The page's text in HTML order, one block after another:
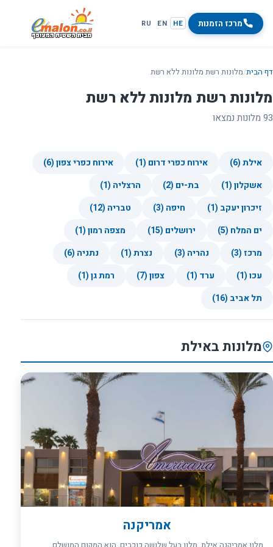
מרכז הזמנות HE
EN
RU
דף הבית/מלונות רשת מלונות ללא רשת
מלונות רשת מלונות ללא רשת
93 מלונות נמצאו
אילת (6) אירוח כפרי דרום (1)
אירוח כפרי צפון (6)
אשקלון (1)
בת-ים (2)
הרצליה (1)
זיכרון יעקב (1)
חיפה (3)
טבריה (12)
ים המלח (5)
ירושלים (15)
מצפה רמון (1)
מרכז (3)
נהריה (3) נצרת (1)
נתניה (6)
עכו (1)
ערד (1) צפון (7)
רמת גן (1)
תל אביב (16)
מלונות באילת
אמריקנה